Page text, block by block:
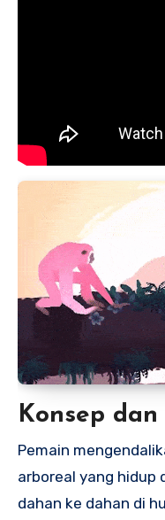
Konsep
Pemain
arboreal yang hidup
dahan ke dahan di